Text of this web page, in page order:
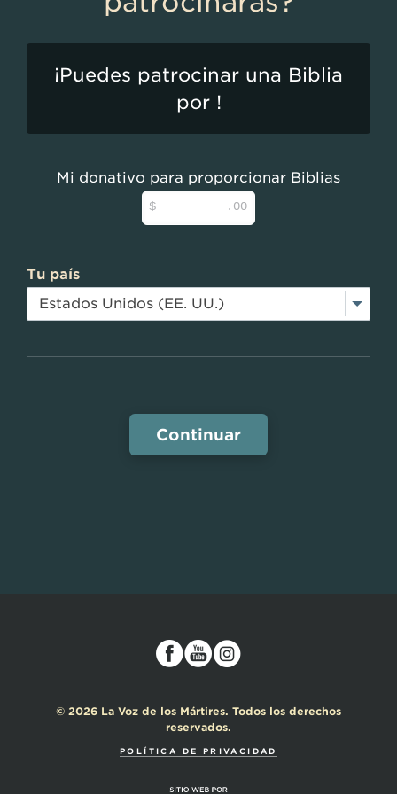
un indicador de que hay crecimiento
trabajador de VOM—. Eso es
emocionante».
¡Puedes patrocinar una Biblia
por !
Mi donativo para proporcionar Biblias
$ .00
Tu país
© 2026 La Voz de los Mártires. Todos los derechos
reservados.
POLÍTICA DE PRIVACIDAD